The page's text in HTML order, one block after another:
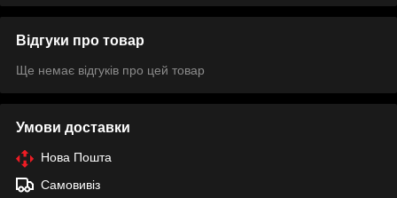
Відгуки про товар
Ще немає відгуків про цей товар
Умови доставки
Нова Пошта
Самовивіз